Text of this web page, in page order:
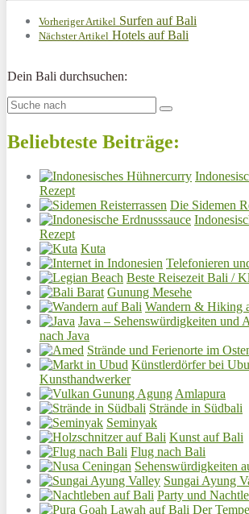
Vorheriger Artikel Surfen auf Bali
Nächster Artikel Hotels auf Bali
Dein Bali durchsuchen:
Beliebteste Beiträge:
Rezept
Die Sidemen
Rezept
Kuta
Telefonieren
Beste Reisezeit Bali /
Gunung Mesehe
Wandern & Hiking
Java – Sehenswürdigkeiten und
nach Java
Strände und Ferienorte im
Künstlerdörfer bei
Kunsthandwerker
Amlapura
Strände in Südbali
Seminyak
Kunst auf Bali
Flug nach Bali
Sehenswürdigkeiten
Sungai Ayung
Party und
Der